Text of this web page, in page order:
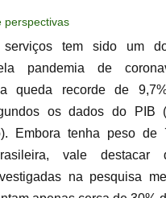
perspectivas
tem sido um
pandemia de
queda recorde de
os dados do PIB
Embora tenha peso de
vale destacar
na pesquisa